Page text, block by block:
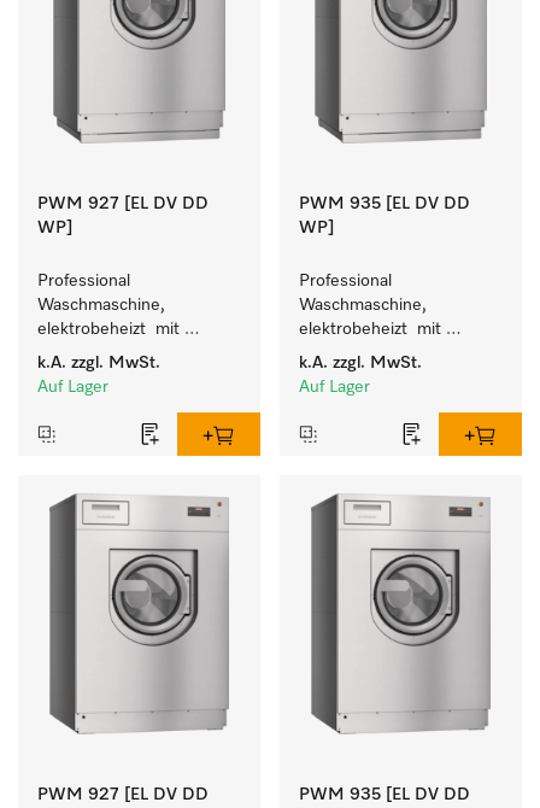
PWM 927 [EL DV DD
WP]
Professional
Waschmaschine,
elektrobeheizt  mit
Wiegesockel - frei
programmierbar.
k.A. zzgl. MwSt.
Auf Lager
PWM 935 [EL DV DD
WP]
Professional
Waschmaschine,
elektrobeheizt  mit
Wiegesockel - frei
programmierbar.
k.A. zzgl. MwSt.
Auf Lager
PWM 927 [EL DV DD
PWM 935 [EL DV DD